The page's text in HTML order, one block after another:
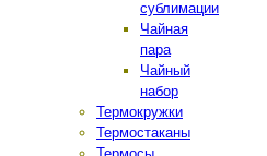
сублимации
Чайная
пара
Чайный
набор
Термокружки
Термостаканы